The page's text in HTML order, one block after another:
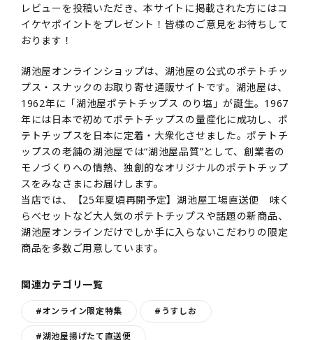
レビューを投稿いただき、本サイトに掲載された方にはコ
イケヤポイントをプレゼント！皆様のご意見をお待ちして
おります！
湖池屋オンラインショップは、湖池屋の公式のポテトチッ
プス・スナックのお取り寄せ通販サイトです。湖池屋は、
1962年に「湖池屋ポテトチップス のり塩」が誕生。1967
年には日本で初めてポテトチップスの量産化に成功し、ポ
テトチップスを日本に定着・大衆化させました。ポテトチ
ップスの老舗の湖池屋では“湖池屋品質”として、創業者の
モノづくりへの情熱、独創的なオリジナルのポテトチップ
スをみなさまにお届けします。
当店では、【25年夏頃再開予定】湖池屋工場直送便 味く
らべセットなど大人気のポテトチップスや話題の新商品、
湖池屋オンラインだけでしか手に入らないこだわりの限定
商品を多数ご用意しています。
関連カテゴリ一覧
#オンライン限定特集 #うすしお
#湖池屋揚げたて直送便